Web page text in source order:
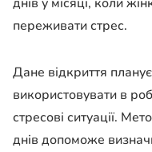
переживати стрес.
Дане відкриття
використовувати в
стресові ситуації.
днів допоможе